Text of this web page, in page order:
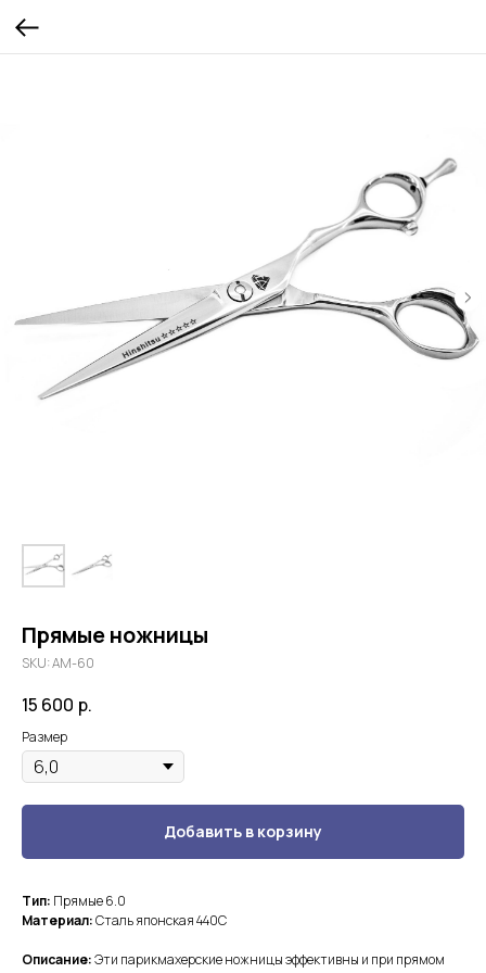
Прямые ножницы
SKU:AM-60​
15 600 р.
Размер
Добавить в корзину
Тип: Прямые 6.0
Материал:Сталь японская 440С
Описание:Эти парикмахерские ножницы эффективны и при прямом